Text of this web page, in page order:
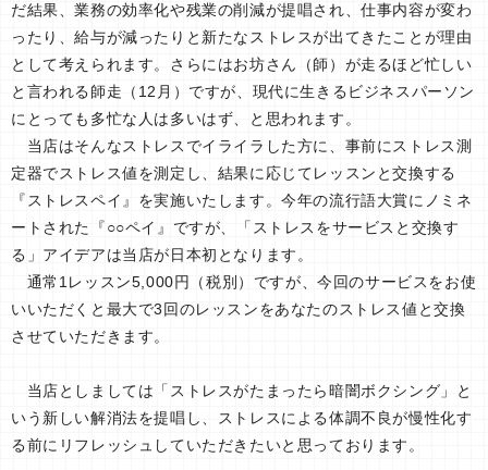
だ結果、業務の効率化や残業の削減が提唱され、仕事内容が変わ
ったり、給与が減ったりと新たなストレスが出てきたことが理由
として考えられます。さらにはお坊さん（師）が走るほど忙しい
と言われる師走（12月）ですが、現代に生きるビジネスパーソン
にとっても多忙な人は多いはず、と思われます。
当店はそんなストレスでイライラした方に、事前にストレス測
定器でストレス値を測定し、結果に応じてレッスンと交換する
『ストレスペイ』を実施いたします。今年の流行語大賞にノミネ
ートされた『○○ペイ』ですが、「ストレスをサービスと交換す
る」アイデアは当店が日本初となります。
通常1レッスン5,000円（税別）ですが、今回のサービスをお使
いいただくと最大で3回のレッスンをあなたのストレス値と交換
させていただきます。
当店としましては「ストレスがたまったら暗闇ボクシング」と
いう新しい解消法を提唱し、ストレスによる体調不良が慢性化す
る前にリフレッシュしていただきたいと思っております。